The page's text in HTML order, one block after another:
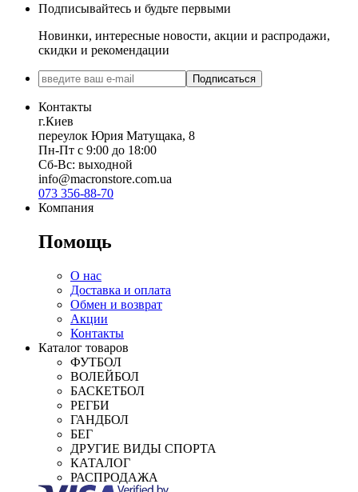
Подписывайтесь и будьте первыми
Новинки, интересные новости, акции и распродажи,
скидки и рекомендации
Подписаться
Контакты
г.Киев
переулок Юрия Матущака, 8
Пн-Пт с 9:00 до 18:00
Сб-Вс: выходной
info@macronstore.com.ua
073 356-88-70
Компания
Помощь
О нас
Доставка и оплата
Обмен и возврат
Акции
Контакты
Каталог товаров
ФУТБОЛ
ВОЛЕЙБОЛ
БАСКЕТБОЛ
РЕГБИ
ГАНДБОЛ
БЕГ
ДРУГИЕ ВИДЫ СПОРТА
КАТАЛОГ
РАСПРОДАЖА